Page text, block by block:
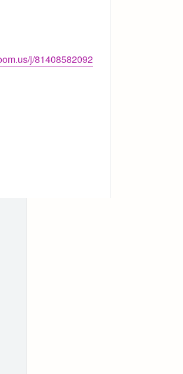
j/81408582092